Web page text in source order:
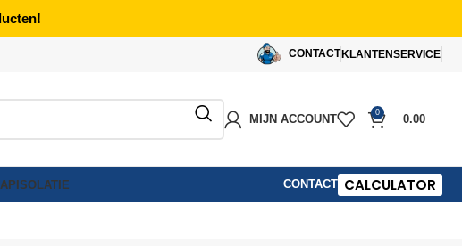
CONTACT KLANTENSERVICE
MIJN ACCOUNT
0
0.00
ISOLATIE CONTACT CALCULATOR